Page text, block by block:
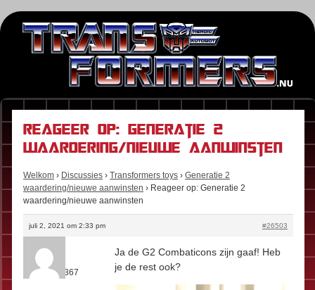
Reageer op: Generatie 2
waardering/nieuwe aanwinsten
Welkom › Discussies › Transformers toys › Generatie 2
waardering/nieuwe aanwinsten › Reageer op: Generatie 2
waardering/nieuwe aanwinsten
juli 2, 2021 om 2:33 pm #26503
Kees
Rol:
Fan
Berichten:
367
Ja de G2 Combaticons zijn gaaf! Heb
je de rest ook?